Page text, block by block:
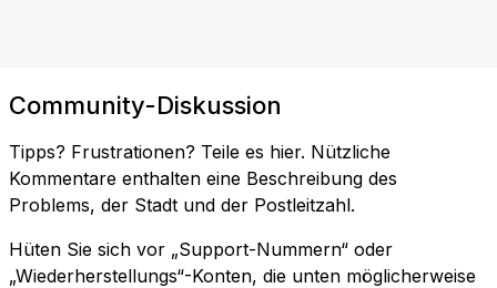
Community-Diskussion
Tipps? Frustrationen? Teile es hier. Nützliche
Kommentare enthalten eine Beschreibung des
Problems, der Stadt und der Postleitzahl.
Hüten Sie sich vor „Support-Nummern“ oder
„Wiederherstellungs“-Konten, die unten möglicherweise